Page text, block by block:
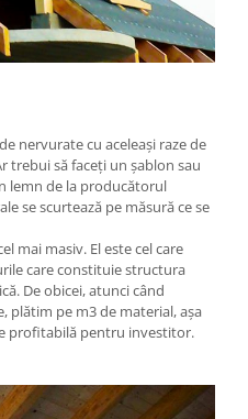
nervurate cu aceleași raze de
trebui să faceți un șablon sau
lemn de la producătorul
se scurtează pe măsură ce se
mai masiv. El este cel care
care constituie structura
De obicei, atunci când
plătim pe m3 de material, așa
profitabilă pentru investitor.